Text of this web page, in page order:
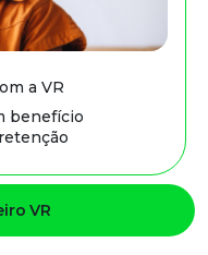
a VR
benefício
VR